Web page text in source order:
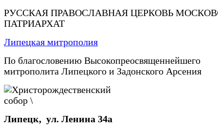
РУССКАЯ ПРАВОСЛАВНАЯ ЦЕРКОВЬ
ПАТРИАРХАТ
Липецкая митрополия
По благословению Высокопреосвященнейшего
митрополита Липецкого и Задонского Арсения
Липецк, ул. Ленина 34а